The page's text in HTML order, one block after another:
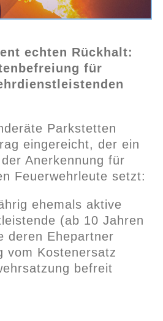
echten Rückhalt:
für
Parkstetten
eingereicht, der ein
Anerkennung für
Feuerwehrleute setzt:
ehemals aktive
(ab 10 Jahren
deren Ehepartner
vom Kostenersatz
befreit